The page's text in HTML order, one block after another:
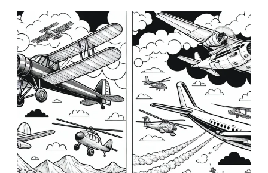
b
l
i
c
a
t
i
o
n